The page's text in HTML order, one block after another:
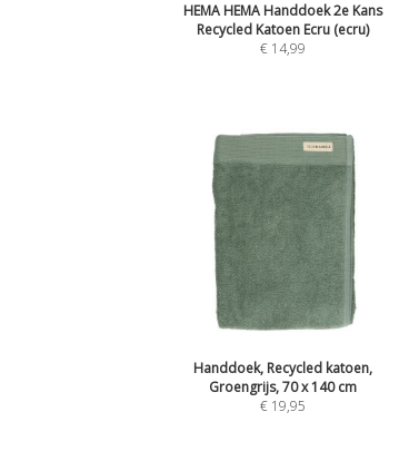
HEMA HEMA Handdoek 2e Kans
Recycled Katoen Ecru (ecru)
€ 14,99
Handdoek, Recycled katoen,
Groengrijs, 70 x 140 cm
€ 19,95